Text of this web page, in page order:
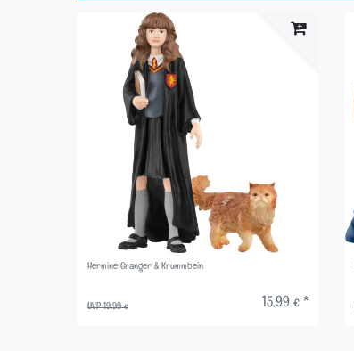
Hermine Granger & Krummbein
UVP 19,99 € 15,99 € *